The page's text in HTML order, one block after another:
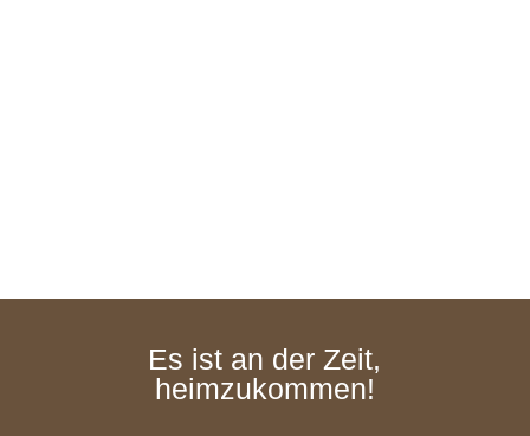
Es ist an der Zeit,
heimzukommen!